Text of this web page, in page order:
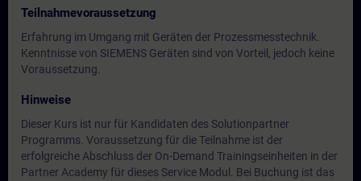
Teilnahmevoraussetzung
Erfahrung im Umgang mit Geräten der Prozessmesstechnik.
Kenntnisse von SIEMENS Geräten sind von Vorteil, jedoch keine
Voraussetzung.
Hinweise
Dieser Kurs ist nur für Kandidaten des Solutionpartner
Programms. Voraussetzung für die Teilnahme ist der
erfolgreiche Abschluss der On-Demand Trainingseinheiten in der
Partner Academy für dieses Service Modul. Bei Buchung ist das